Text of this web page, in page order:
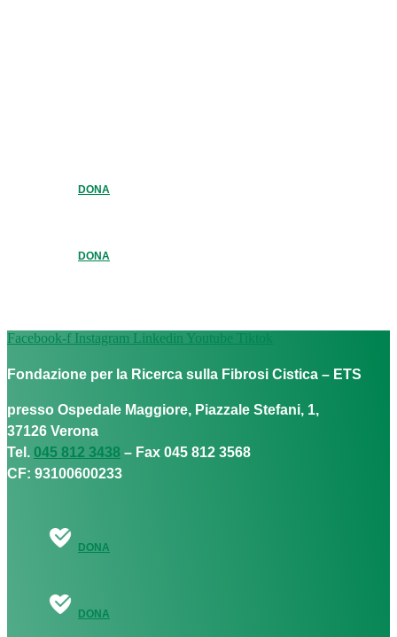
DONA
DONA
Facebook-f Instagram Linkedin Youtube Tiktok
Fondazione per la Ricerca sulla Fibrosi Cistica – ETS
presso Ospedale Maggiore, Piazzale Stefani, 1,
37126 Verona
Tel. 045 812 3438 – Fax 045 812 3568
CF: 93100600233
DONA
DONA